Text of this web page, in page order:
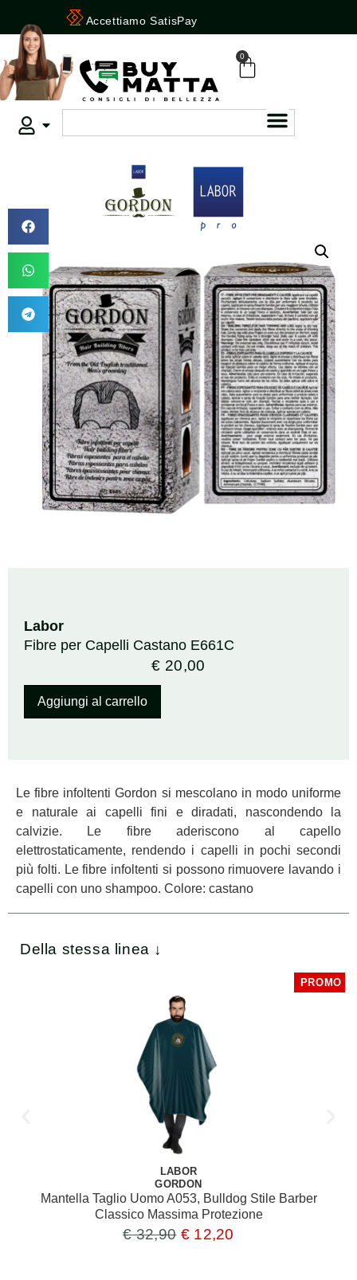
Accettiamo SatisPay
0
Labor
Fibre per Capelli Castano E661C
€ 20,00
Aggiungi al carrello
Le fibre infoltenti Gordon si mescolano in modo uniforme
e naturale ai capelli fini e diradati, nascondendo la
calvizie. Le fibre aderiscono al capello
elettrostaticamente, rendendo i capelli in pochi secondi
più folti. Le fibre infoltenti si possono rimuovere lavando i
capelli con uno shampoo. Colore: castano
Della stessa linea ↓
PROMO
LABOR
GORDON
Mantella Taglio Uomo A053, Bulldog Stile Barber
Classico Massima Protezione
€32,90 €12,20